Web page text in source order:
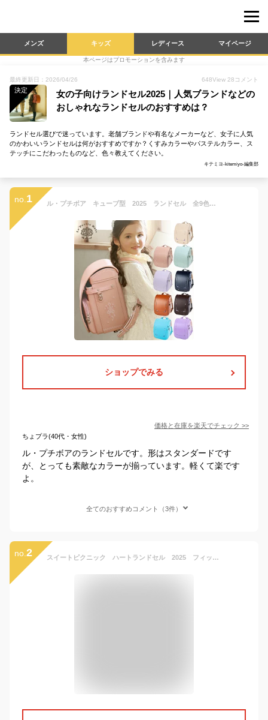
メンズ キッズ レディース マイページ
本ページはプロモーションを含みます
最終更新日：2026/04/26 648View 28 コメント
決定
女の子向けランドセル2025｜人気ブランドなどの
おしゃれなランドセルのおすすめは？
ランドセル選びで迷っています。老舗ブランドや有名なメーカーなど、女子に人気
のかわいいランドセルは何がおすすめですか？くすみカラーやパステルカラー、ス
テッチにこだわったものなど、色々教えてください。
キテミヨ-kitemiyo-編集部
no. 1 ル・プチボア キューブ型 2025 ランドセル 全9色 A4フラット対応 sb-mr-qb ＜森ガール＞
ショップでみる
価格と在庫を楽天でチェック >>
ちょプラ(40代・女性)
ル・プチボアのランドセルです。形はスタンダードです
が、とっても素敵なカラーが揃っています。軽くて楽です
よ。
全てのおすすめコメント（3件）
no. 2 スイートピクニック ハートランドセル 2025 フィットちゃん＜R＞ ランドセル 全6色 デカポケ搭載 sb-picnic [R_C]